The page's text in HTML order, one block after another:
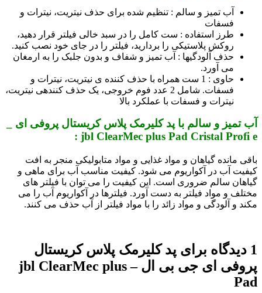
آب تمیز و سالم : تنظیم شده برای حذف نیتریت، نیترات و
فسفات
طرز استفاده : ست کامل را در سبد خالی فیلتر قرار دهید،
روکش پلاستیکی را بردارید، فیلتر را در جای خود نصب کنید.
حذف آلودگی­ها : آب تمیز و شفاف و بدون جلبک را به ارمغان
می آورد.
حاوی : 1 ست همراه با حذف کننده­ ی نیتریت، نیترات و
فسفات. شامل 2 عدد فوم خروجی، یک حذف کننده­ی نیتریت،
نیترات و فسفات با عملکرد بالا
آب تمیز و سالم با پد کلیرمک پلاس کریستال پروفی ای _
jbl ClearMec plus Pad Cristal Profi e
:
باقی مانده گیاهان و مواد غذایی و مواد متابولیکی منجر به افت
کیفیت آب در آکواریوم می شود. کیفیت مناسب آب برای ماهی و
گیاهان سالم ضروری است. این کیفیت را می توان با فیلتر های
مختلف و مواد فیلتر به دست آورد. فیلترها در آکواریوم آب را می
مکند و آلودگی و مواد زائد را با مواد فیلتر از آب حذف می کنند.
1 دیدگاه برای
پد کلیرمک پلاس کریستال
پروفی ای جی بی ال – jbl ClearMec plus
Pad